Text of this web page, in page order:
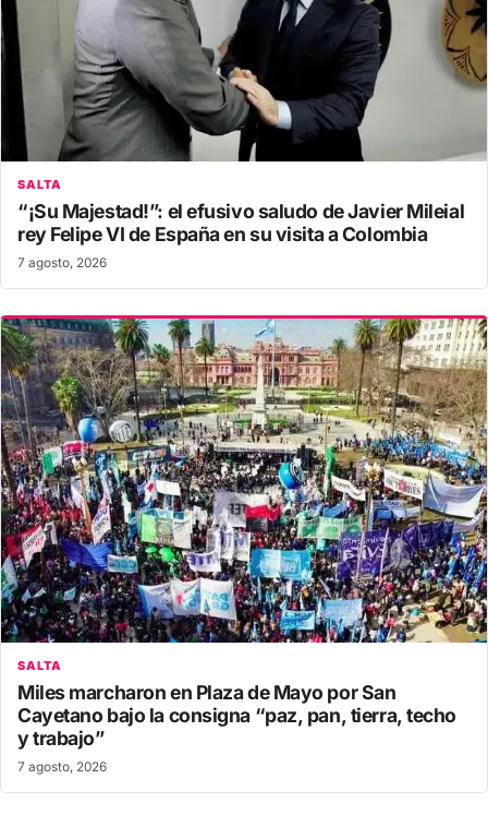
SALTA
“¡Su Majestad!”: el efusivo saludo de Javier Mileial
rey Felipe VI de España en su visita a Colombia
7 agosto, 2026
SALTA
Miles marcharon en Plaza de Mayo por San
Cayetano bajo la consigna “paz, pan, tierra, techo
y trabajo”
7 agosto, 2026